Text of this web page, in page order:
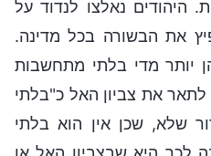
נאלצו לנדוד על
את הבשורה בכל מדינה.
יותר מדי בלתי מתחשבות
את צביון האל כ"בלתי
שלא, שכן אין הוא בלתי